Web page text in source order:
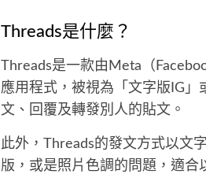
Threads是什麼？
Threads是一款由Meta（
應用程式，被視為「文字版IG
文、回覆及轉發別人的貼文。
此外，Threads的發文方式以文
版，或是照片色調的問題，適合